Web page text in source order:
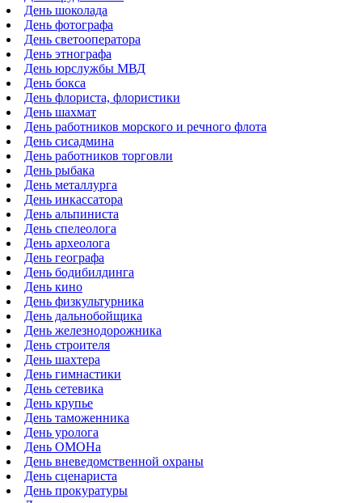
День шоколада
День фотографа
День светооператора
День этнографа
День юрслужбы МВД
День бокса
День флориста, флористики
День шахмат
День работников морского и речного флота
День сисадмина
День работников торговли
День рыбака
День металлурга
День инкассатора
День альпиниста
День спелеолога
День археолога
День географа
День бодибилдинга
День кино
День физкультурника
День дальнобойщика
День железнодорожника
День строителя
День шахтера
День гимнастики
День сетевика
День крупье
День таможенника
День уролога
День ОМОНа
День вневедомственной охраны
День сценариста
День прокуратуры